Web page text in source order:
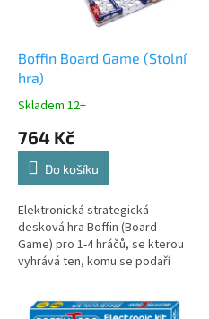
Boffin Board Game (Stolní
hra)
Skladem 12+
764 Kč
Do košíku
Elektronická strategická
desková hra Boffin (Board
Game) pro 1-4 hráčů, se kterou
vyhrává ten, komu se podaří
jako prvnímu rozsvítit světlo!